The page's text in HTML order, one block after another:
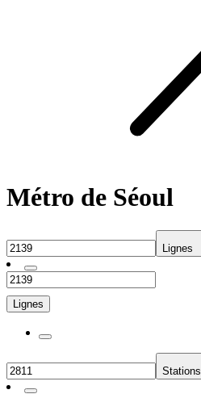
Métro de Séoul
Lignes
Lignes
Stations